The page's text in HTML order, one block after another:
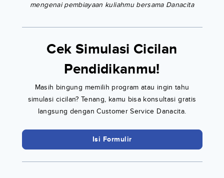
mengenai pembiayaan kuliahmu bersama Danacita
Cek Simulasi Cicilan
Pendidikanmu!
Masih bingung memilih program atau ingin tahu
simulasi cicilan? Tenang, kamu bisa konsultasi gratis
langsung dengan Customer Service Danacita.
Isi Formulir